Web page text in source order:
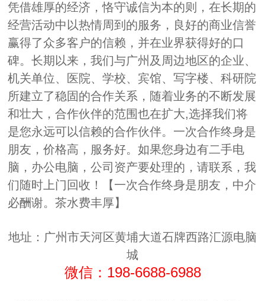
凭借雄厚的经济，恪守诚信为本的则，在长期的
经营活动中以热情周到的服务，良好的商业信誉
赢得了众多客户的信赖，并在业界获得好的口
碑。长期以来，我们与广州及周边地区的企业、
机关单位、医院、学校、宾馆、写字楼、科研院
所建立了稳固的合作关系，随着业务的不断发展
和壮大，合作伙伴的范围也在扩大,选择我们将
是您永远可以信赖的合作伙伴。一次合作终身是
朋友，价格高，服务好。如果您身边有二手电
脑，办公电脑，公司资产要处理的，请联系，我
们随时上门回收！【一次合作终身是朋友，中介
必酬谢。茶水费丰厚】
地址：广州市天河区黄埔大道石牌西路汇源电脑
城
微信： 198-6688-6988